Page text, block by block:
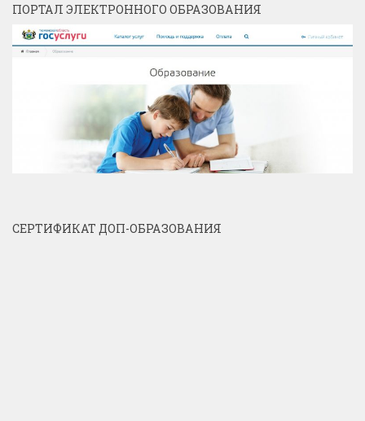
ПОРТАЛ ЭЛЕКТРОННОГО ОБРАЗОВАНИЯ
СЕРТИФИКАТ ДОП-ОБРАЗОВАНИЯ